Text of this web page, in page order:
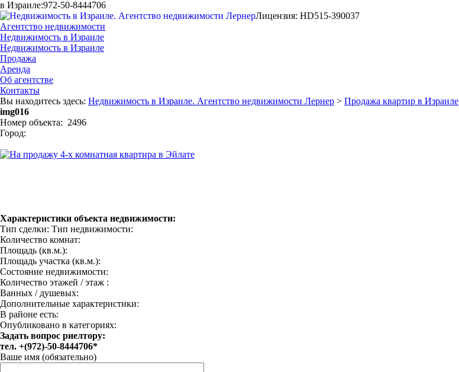
в Израиле:972-50-8444706
Лицензия: HD515-390037
Агентство недвижимости
Недвижимость в Израиле
Недвижимость в Израиле
Продажа
Аренда
Об агентстве
Контакты
Вы находитесь здесь: Недвижимость в Израиле. Агентство недвижимости Лернер > Продажа квартир в Израиле
img016
Номер объекта: 2496
Город:
Характеристики объекта недвижимости:
Тип сделки: Тип недвижимости:
Количество комнат:
Площадь (кв.м.):
Площадь участка (кв.м.):
Состояние недвижимости:
Количество этажей / этаж :
Ванных / душевых:
Дополнительные характеристики:
В районе есть:
Опубликовано в категориях:
Задать вопрос риелтору:
тел. +(972)-50-8444706*
Ваше имя (обязательно)